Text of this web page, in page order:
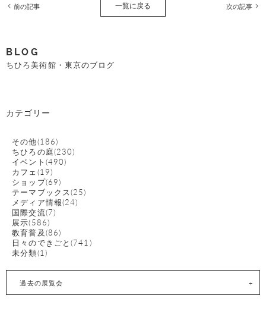
前の記事 一覧に戻る 次の記事
BLOG
ちひろ美術館・東京のブログ
カテゴリー
その他(186)
ちひろの庭(230)
イベント(490)
カフェ(19)
ショップ(69)
テーマブックス(25)
メディア情報(24)
国際交流(7)
展示(586)
教育普及(86)
日々のできごと(741)
未分類(1)
過去の展覧会